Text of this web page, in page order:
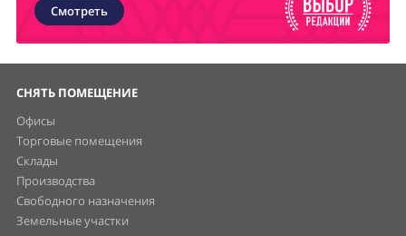
Смотреть
СНЯТЬ ПОМЕЩЕНИЕ
Офисы
Торговые помещения
Склады
Производства
Свободного назначения
Земельные участки